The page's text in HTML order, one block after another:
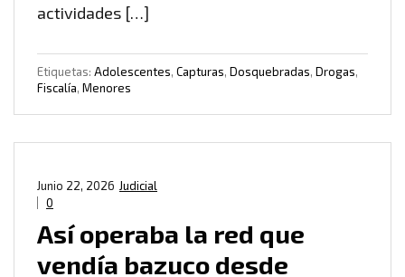
actividades […]
Etiquetas: Adolescentes, Capturas, Dosquebradas, Drogas,
Fiscalía, Menores
Judicial
Junio 22, 2026
0
Así operaba la red que
vendía bazuco desde